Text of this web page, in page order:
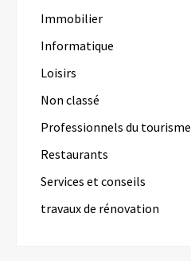
Immobilier
Informatique
Loisirs
Non classé
Professionnels du tourisme
Restaurants
Services et conseils
travaux de rénovation